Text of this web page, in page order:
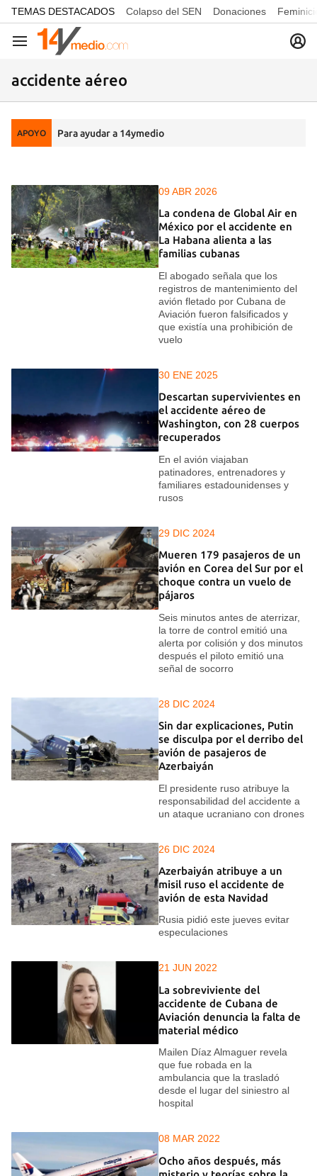
common.go-to-content
TEMAS DESTACADOS Colapso del SEN Donaciones
Navegación
accidente aéreo
APOYO Para ayudar a 14ymedio
09 ABR 2026
La condena de Global Air en
México por el accidente en
La Habana alienta a las
familias cubanas
El abogado señala que los
registros de mantenimiento del
avión fletado por Cubana de
Aviación fueron falsificados y
que existía una prohibición de
vuelo
30 ENE 2025
Descartan supervivientes en
el accidente aéreo de
Washington, con 28 cuerpos
recuperados
En el avión viajaban
patinadores, entrenadores y
familiares estadounidenses y
rusos
29 DIC 2024
Mueren 179 pasajeros de un
avión en Corea del Sur por el
choque contra un vuelo de
pájaros
Seis minutos antes de aterrizar,
la torre de control emitió una
alerta por colisión y dos minutos
después el piloto emitió una
señal de socorro
28 DIC 2024
Sin dar explicaciones, Putin
se disculpa por el derribo del
avión de pasajeros de
Azerbaiyán
El presidente ruso atribuye la
responsabilidad del accidente a
un ataque ucraniano con drones
26 DIC 2024
Azerbaiyán atribuye a un
misil ruso el accidente de
avión de esta Navidad
Rusia pidió este jueves evitar
especulaciones
21 JUN 2022
La sobreviviente del
accidente de Cubana de
Aviación denuncia la falta de
material médico
Mailen Díaz Almaguer revela
que fue robada en la
ambulancia que la trasladó
desde el lugar del siniestro al
hospital
08 MAR 2022
Ocho años después, más